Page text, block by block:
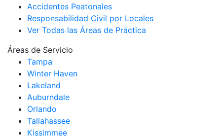
Accidentes Peatonales
Responsabilidad Civil por Locales
Ver Todas las Áreas de Práctica
Áreas de Servicio
Tampa
Winter Haven
Lakeland
Auburndale
Orlando
Tallahassee
Kissimmee